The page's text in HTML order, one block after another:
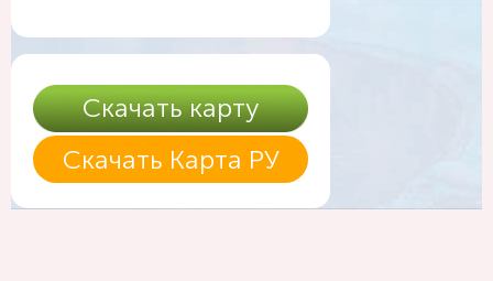
Скачать карту
Скачать Карта РУ